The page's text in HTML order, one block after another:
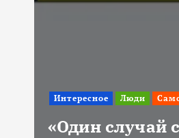
Интересное Люди
«Один случай